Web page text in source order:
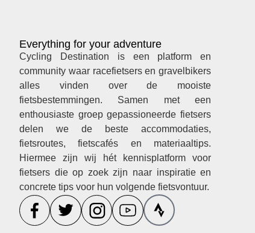
Everything for your adventure
Cycling Destination is een platform en
community waar racefietsers en gravelbikers
alles vinden over de mooiste
fietsbestemmingen. Samen met een
enthousiaste groep gepassioneerde fietsers
delen we de beste accommodaties,
fietsroutes, fietscafés en materiaaltips.
Hiermee zijn wij hét kennisplatform voor
fietsers die op zoek zijn naar inspiratie en
concrete tips voor hun volgende fietsvontuur.